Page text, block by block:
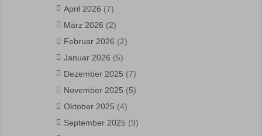
April 2026 (7)
März 2026 (2)
Februar 2026 (2)
Januar 2026 (5)
Dezember 2025 (7)
November 2025 (5)
Oktober 2025 (4)
September 2025 (9)